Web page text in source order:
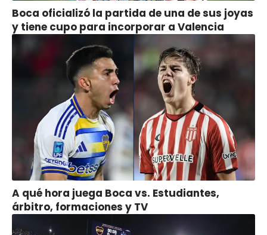
Boca oficializó la partida de una de sus joyas
y tiene cupo para incorporar a Valencia
A qué hora juega Boca vs. Estudiantes,
árbitro, formaciones y TV